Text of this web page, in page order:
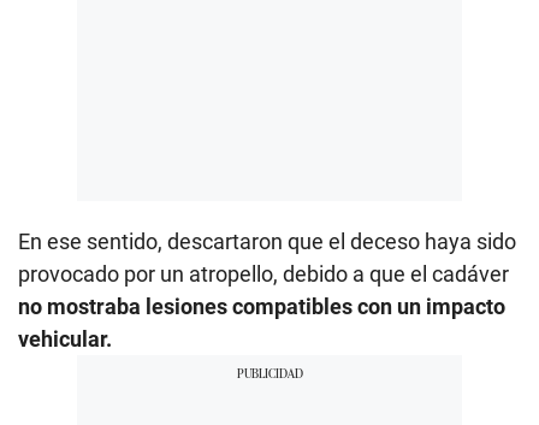
En ese sentido, descartaron que el deceso haya sido
provocado por un atropello, debido a que el cadáver
no mostraba lesiones compatibles con un impacto
vehicular.